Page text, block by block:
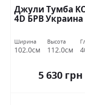
Джули Тумба
4D БРВ ​​Украина
Ширина
102.0см
Высота
112.0см
5 630 грн